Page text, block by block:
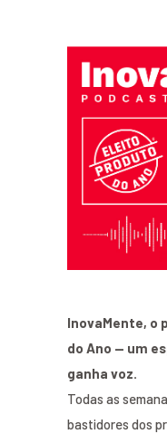
InovaMente, o
do Ano — um
ganha voz.
Todas as
bastidores dos